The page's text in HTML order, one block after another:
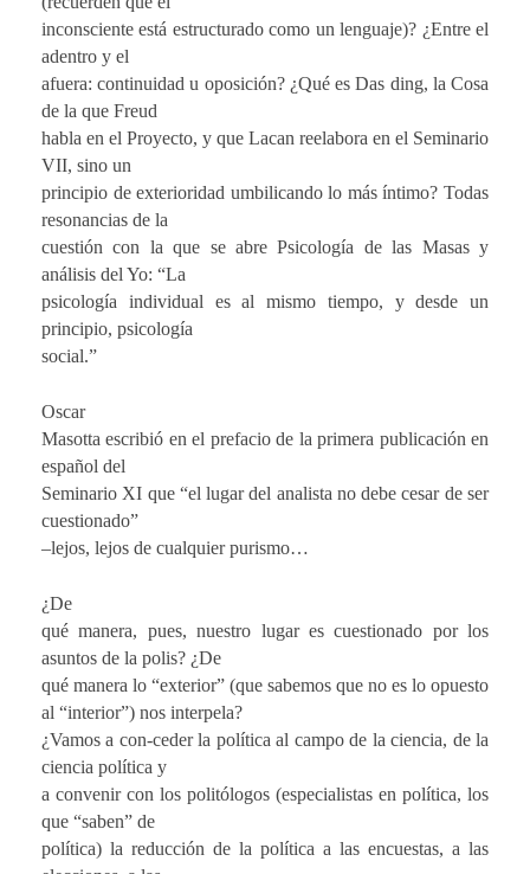
inconsciente está estructurado como un lenguaje)? ¿Entre el
adentro y el
afuera: continuidad u oposición? ¿Qué es Das ding, la Cosa
de la que Freud
habla en el Proyecto, y que Lacan reelabora en el Seminario
VII, sino un
principio de exterioridad umbilicando lo más íntimo? Todas
resonancias de la
cuestión con la que se abre Psicología de las Masas y
análisis del Yo: “La
psicología individual es al mismo tiempo, y desde un
principio, psicología
social.”
Oscar
Masotta escribió en el prefacio de la primera publicación en
español del
Seminario XI que “el lugar del analista no debe cesar de ser
cuestionado”
–lejos, lejos de cualquier purismo…
¿De
qué manera, pues, nuestro lugar es cuestionado por los
asuntos de la polis? ¿De
qué manera lo “exterior” (que sabemos que no es lo opuesto
al “interior”) nos interpela?
¿Vamos a con-ceder la política al campo de la ciencia, de la
ciencia política y
a convenir con los politólogos (especialistas en política, los
que “saben” de
política) la reducción de la política a las encuestas, a las